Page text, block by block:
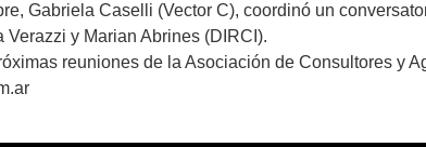
Gabriela Caselli (Vector C), coordinó un
Verazzi y Marian Abrines (DIRCI).
reuniones de la Asociación de Consultores y